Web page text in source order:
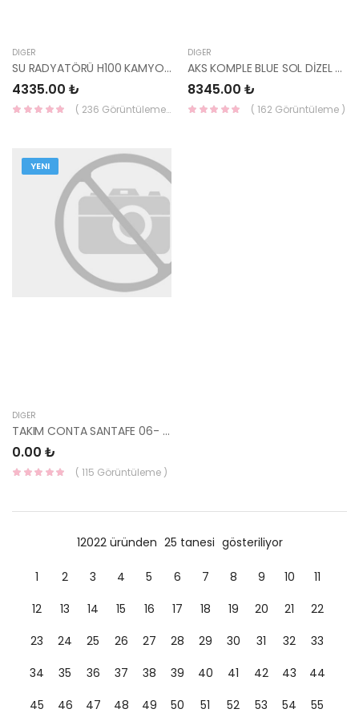
DIĞER
SU RADYATÖRÜ H100 KAMYONET 04- 25310-4F400-YS
4335.00 ₺
( 236 Görüntüleme )
DIĞER
AKS KOMPLE BLUE SOL DİZEL OTOMATİK 49500-1R300-YS
8345.00 ₺
( 162 Görüntüleme )
YENI
DIĞER
TAKIM CONTA SANTAFE 06- 20910-27F50-
0.00 ₺
( 115 Görüntüleme )
12022 üründen 25 tanesi gösteriliyor
1 2 3 4 5 6 7 8 9 10
11
12
13 14 15 16 17 18 19 20 21
22
23
24 25 26 27 28 29 30 31 32
33
34
35 36 37 38 39 40 41 42 43
44
45
46 47 48 49 50 51 52 53 54
55